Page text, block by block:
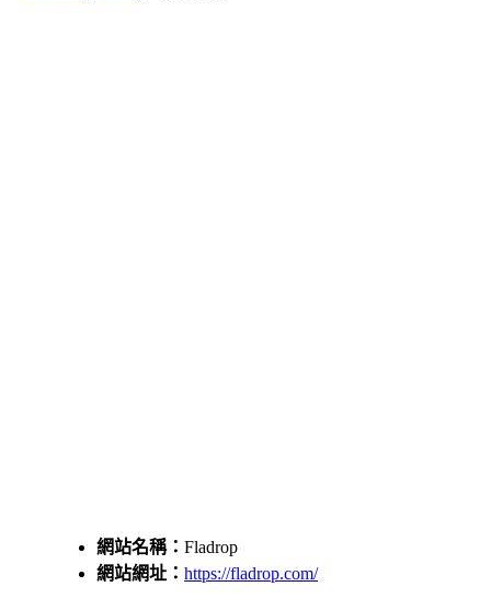
網站名稱： Fladrop
網站網址： https://fladrop.com/